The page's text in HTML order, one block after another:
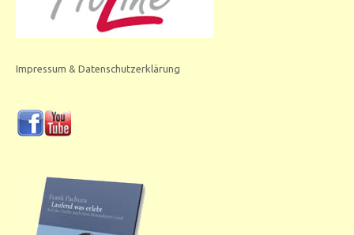
Impressum & Datenschutzerklärung